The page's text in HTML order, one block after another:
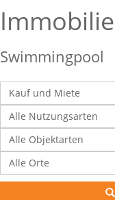
Swimmingpool
Kauf und Miete
Alle Nutzungsarten
Alle Objektarten
Alle Orte